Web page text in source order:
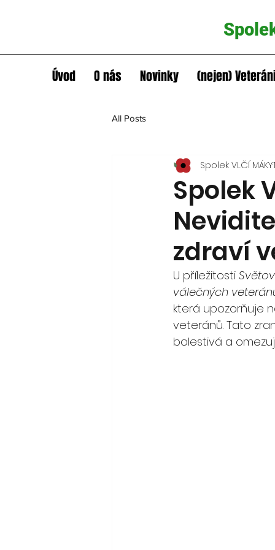
Úvod O nás Novinky (nejen)
All Posts
Spolek
zdraví
Spolek VLČÍ MÁKY
U příležitosti
válečných
která upozorňuje
veteránů. Tato
bolestivá a